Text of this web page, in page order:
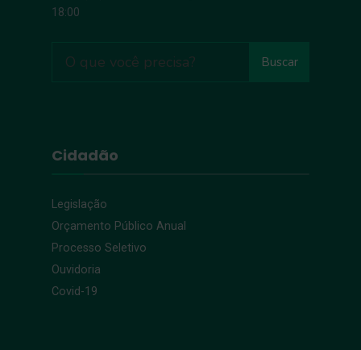
18:00
Buscar
Cidadão
Legislação
Orçamento Público Anual
Processo Seletivo
Ouvidoria
Covid-19